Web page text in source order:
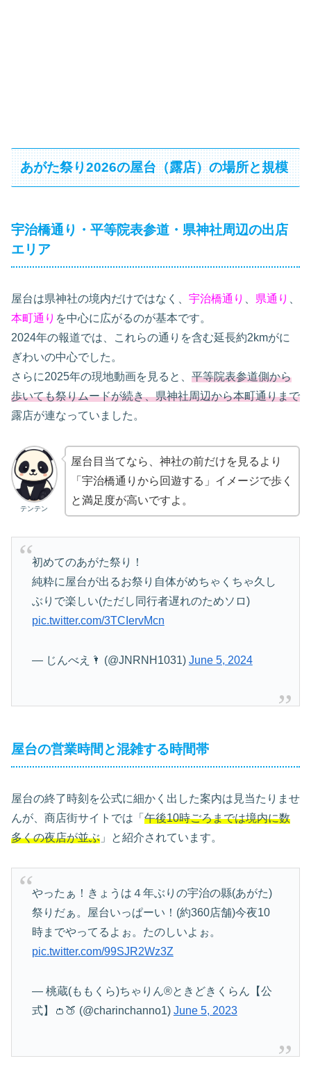
あがた祭り2026の屋台（露店）の場所と規模
宇治橋通り・平等院表参道・県神社周辺の出店
エリア
屋台は県神社の境内だけではなく、 宇治橋通り 県通り
本町通り を中心に広がるのが基本です。
2024年の報道では、これらの通りを含む延長約2kmがに
ぎわいの中心でした。
さらに2025年の現地動画を見ると、 平等院表参道側から
歩いても祭りムードが続き、県神社周辺から本町通りまで
露店が連なっていました。
テンテン
屋台目当てなら、神社の前だけを見るより
「宇治橋通りから回遊する」イメージで歩く
と満足度が高いですよ。
初めてのあがた祭り！
純粋に屋台が出るお祭り自体がめちゃくちゃ久し
ぶりで楽しい(ただし同行者遅れのためソロ)
pic.twitter.com/3TCIervMcn
— じんべえ🌂 (@JNRNH1031) June 5, 2024
屋台の営業時間と混雑する時間帯
屋台の終了時刻を公式に細かく出した案内は見当たりませ
んが、商店街サイトでは「 午後10時ごろまでは境内に数
多くの夜店が並ぶ 」と紹介されています。
やったぁ！きょうは４年ぶりの宇治の縣(あがた)
祭りだぁ。屋台いっぱーい！(約360店舗)今夜10
時までやってるよぉ。たのしいよぉ。
pic.twitter.com/99SJR2Wz3Z
— 桃蔵(ももくら)ちゃりん®️ときどきくらん【公
式】👛🍑 (@charinchanno1) June 5, 2023